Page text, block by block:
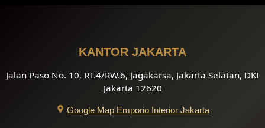
KANTOR JAKARTA
Jalan Paso No. 10, RT.4/RW.6, Jagakarsa, Jakarta Selatan, DKI
Jakarta 12620
Google Map Emporio Interior Jakarta